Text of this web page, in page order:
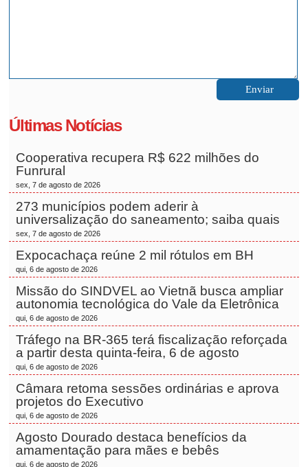
Últimas Notícias
Cooperativa recupera R$ 622 milhões do
Funrural
sex, 7 de agosto de 2026
273 municípios podem aderir à
universalização do saneamento; saiba quais
sex, 7 de agosto de 2026
Expocachaça reúne 2 mil rótulos em BH
qui, 6 de agosto de 2026
Missão do SINDVEL ao Vietnã busca ampliar
autonomia tecnológica do Vale da Eletrônica
qui, 6 de agosto de 2026
Tráfego na BR-365 terá fiscalização reforçada
a partir desta quinta-feira, 6 de agosto
qui, 6 de agosto de 2026
Câmara retoma sessões ordinárias e aprova
projetos do Executivo
qui, 6 de agosto de 2026
Agosto Dourado destaca benefícios da
amamentação para mães e bebês
qui, 6 de agosto de 2026